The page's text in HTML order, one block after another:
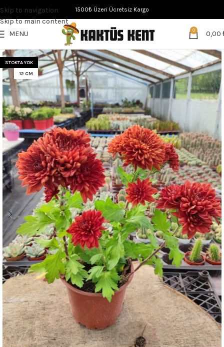
Skip to navigation
Skip to main content
1500₺ Üzeri Ücretsiz Kargo
MENU 0 0,00
STOKTA YOK
12 CM